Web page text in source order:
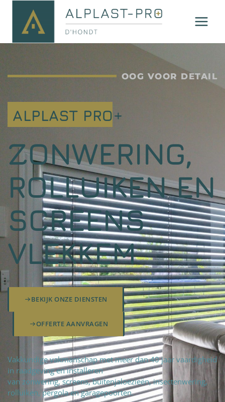
OOG VOOR DETAIL
ALPLAST PRO+
ZONWERING,
ROLLUIKEN EN
SCREENS
VLEKKEM
BEKIJK ONZE DIENSTEN
OFFERTE AANVRAGEN
Vakkundige vakmanschap met meer dan 40 jaar vaardigheid
in raadgeving en installeren
van zonwering, screens, buitenjaloezieën, insectenwering,
rolluiken, pergola en garagepoorten.